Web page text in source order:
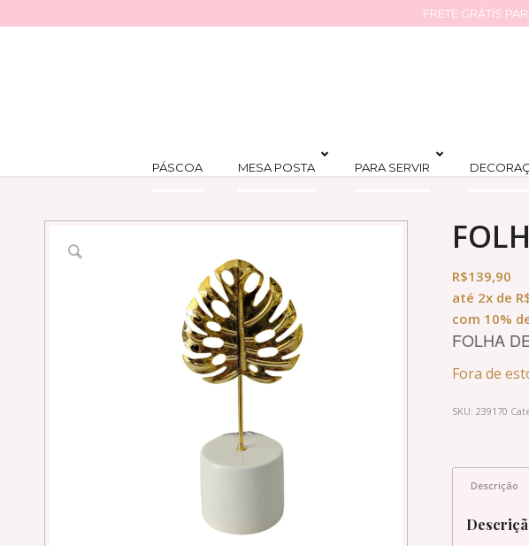
FRETE GRÁTIS
PÁSCOA MESA POSTA PARA SERVIR
R$139,90
até 2xde
com 10%
FOLHA
Fora de
SKU: 239170
Descrição